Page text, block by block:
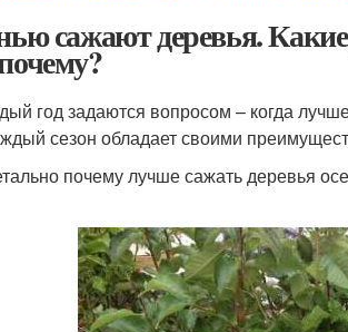
сажают деревья.
год задаются вопросом – когда
сезон обладает своими
почему лучше сажать деревья